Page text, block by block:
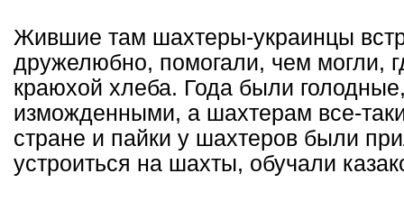
Жившие там шахтеры-украинцы
дружелюбно, помогали, чем могли,
краюхой хлеба. Года были
изможденными, а шахтерам все-
стране и пайки у шахтеров были
устроиться на шахты, обучали